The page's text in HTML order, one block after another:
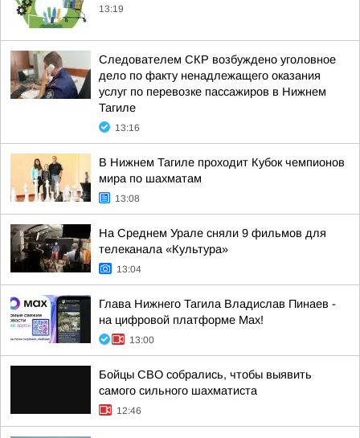
13:19
Следователем СКР возбуждено уголовное
дело по факту ненадлежащего оказания
услуг по перевозке пассажиров в Нижнем
Тагиле
13:16
В Нижнем Тагиле проходит Кубок чемпионов
мира по шахматам
13:08
На Среднем Урале сняли 9 фильмов для
телеканала «Культура»
13:04
Глава Нижнего Тагила Владислав Пинаев -
на цифровой платформе Max!
13:00
Бойцы СВО собрались, чтобы выявить
самого сильного шахматиста
12:46